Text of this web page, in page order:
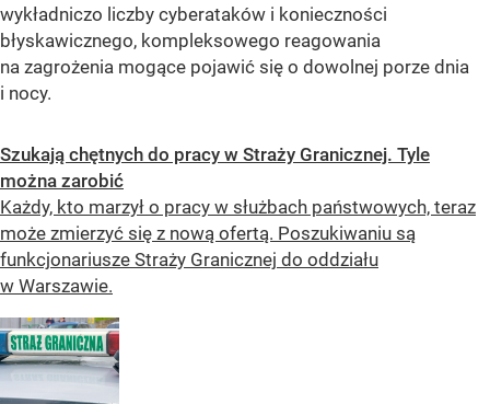
wykładniczo liczby cyberataków i konieczności
błyskawicznego, kompleksowego reagowania
na zagrożenia mogące pojawić się o dowolnej porze dnia
i nocy.
Szukają chętnych do pracy w Straży Granicznej. Tyle
można zarobić
Każdy, kto marzył o pracy w służbach państwowych, teraz
może zmierzyć się z nową ofertą. Poszukiwaniu są
funkcjonariusze Straży Granicznej do oddziału
w Warszawie.